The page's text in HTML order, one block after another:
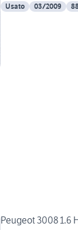
Usato 03/2009
Peugeot 3008 1.6